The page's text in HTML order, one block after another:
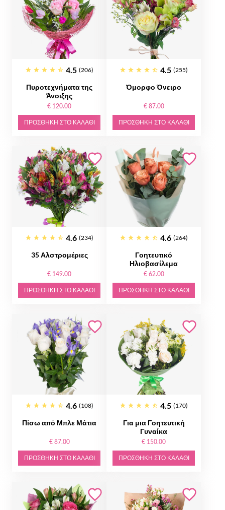
4.5 (206)
Πυροτεχνήματα της
Άνοιξης
€ 120.00
ΠΡΟΣΘΉΚΗ ΣΤΟ ΚΑΛΆΘΙ
4.5 (255)
Όμορφο Όνειρο
€ 87.00
ΠΡΟΣΘΉΚΗ ΣΤΟ ΚΑΛΆΘΙ
4.6 (234)
35 Αλστρομέριες
€ 149.00
ΠΡΟΣΘΉΚΗ ΣΤΟ ΚΑΛΆΘΙ
4.6 (264)
Γοητευτικό
Ηλιοβασίλεμα
€ 62.00
ΠΡΟΣΘΉΚΗ ΣΤΟ ΚΑΛΆΘΙ
4.6 (108)
Πίσω από Μπλε Μάτια
€ 87.00
ΠΡΟΣΘΉΚΗ ΣΤΟ ΚΑΛΆΘΙ
4.5 (170)
Για μια Γοητευτική
Γυναίκα
€ 150.00
ΠΡΟΣΘΉΚΗ ΣΤΟ ΚΑΛΆΘΙ